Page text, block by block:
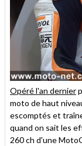
Opéré l'an dernier
moto de haut
escomptés et
quand on sait les
260 ch d'une